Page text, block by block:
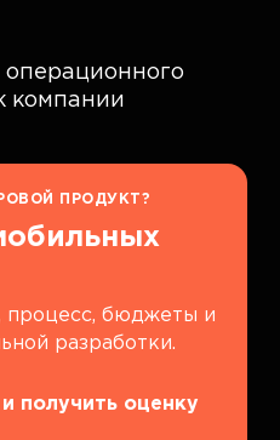
операционного
компании
ПРОДУКТ?
процесс, бюджеты и
разработки.
получить оценку